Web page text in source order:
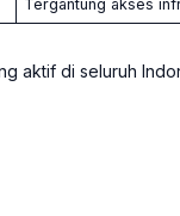
Tergantung akses
aktif di seluruh